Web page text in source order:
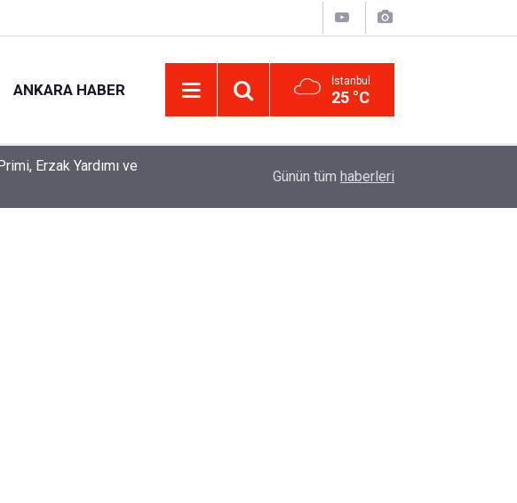
ANKARA HABER İstanbul
25 °C
Erzak Yardımı ve
Sürücüler Dikkat! Yeni Dönemde 3 İhlal Ehliyet
Günün tüm haberleri